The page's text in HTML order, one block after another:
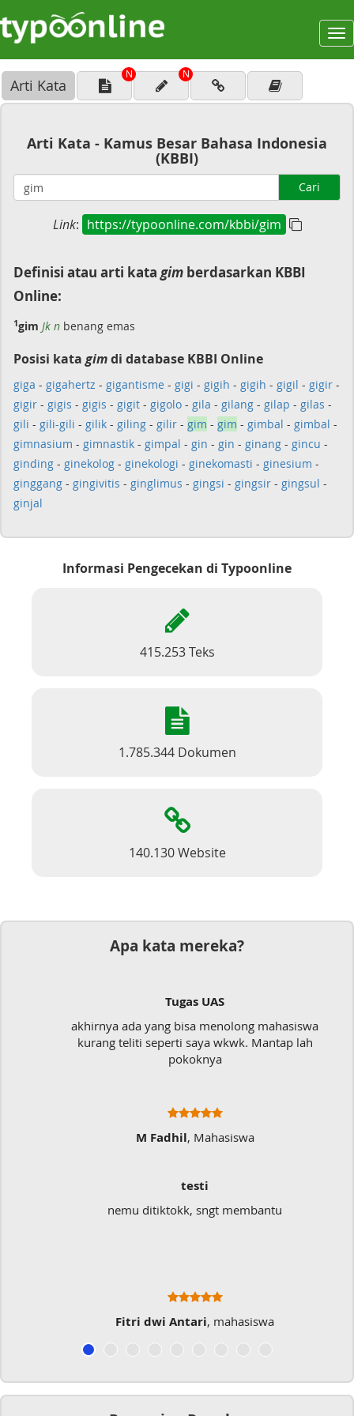
Arti Kata
N N
Arti Kata - Kamus Besar Bahasa Indonesia
(KBBI)
Cari
Link: https://typoonline.com/kbbi/gim
Definisi atau arti kata gim berdasarkan KBBI
Online:
1gim Jk n benang emas
Posisi kata gimdi database KBBI Online
giga - gigahertz - gigantisme - gigi - gigih - gigih - gigil - gigir -
gigir - gigis - gigis - gigit - gigolo - gila - gilang - gilap - gilas -
gili - gili-gili - gilik - giling - gilir - gim - gim - gimbal - gimbal -
gimnasium - gimnastik - gimpal - gin - gin - ginang - gincu -
ginding - ginekolog - ginekologi - ginekomasti - ginesium -
ginggang - gingivitis - ginglimus - gingsi - gingsir - gingsul -
ginjal
Informasi Pengecekan di Typoonline
415.253 Teks
1.785.344 Dokumen
140.130 Website
Apa kata mereka?
Tugas UAS
akhirnya ada yang bisa menolong mahasiswa
kurang teliti seperti saya wkwk. Mantap lah
pokoknya
M Fadhil, Mahasiswa
testi
nemu ditiktokk, sngt membantu
Fitri dwi Antari, mahasiswa